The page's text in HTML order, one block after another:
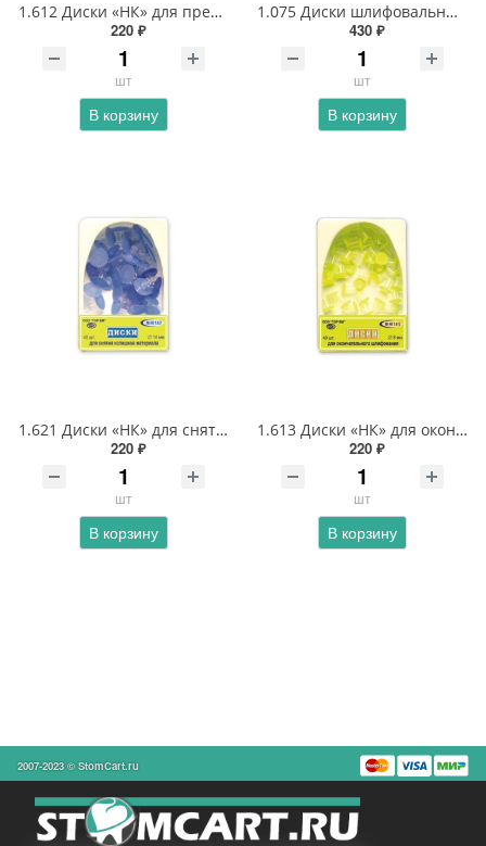
1.612 Диски «НК» для предварительного шлифования 8 мм (пластиковая втулка)
220 ₽
шт
В корзину
1.075 Диски шлифовальные (металлическая втулка)
430 ₽
шт
В корзину
1.621 Диски «НК» для снятия излишков материала 12 мм (пластиковая втулка)
220 ₽
шт
В корзину
1.613 Диски «НК» для окончательного шлифования 8 мм (пластиковая втулка)
220 ₽
шт
В корзину
2007-2023 © StomCart.ru